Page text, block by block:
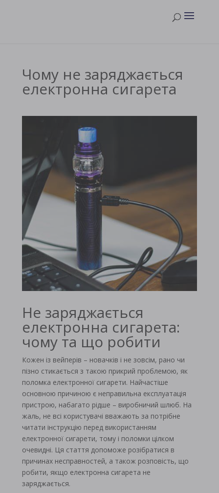
Чому не заряджається
електронна сигарета
Не заряджається
електронна сигарета:
чому та що робити
Кожен із вейперів – новачків і не зовсім, рано чи
пізно стикається з такою прикрий проблемою, як
поломка електронної сигарети. Найчастіше
основною причиною є неправильна експлуатація
пристрою, набагато рідше – виробничий шлюб. На
жаль, не всі користувачі вважають за потрібне
читати інструкцію перед використанням
електронної сигарети, тому і поломки цілком
очевидні. Ця стаття допоможе розібратися в
причинах несправностей, а також розповість, що
робити, якщо електронна сигарета не
заряджається.